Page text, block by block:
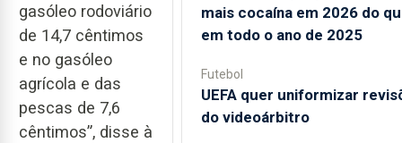
gasóleo rodoviário
de 14,7 cêntimos
e no gasóleo
agrícola e das
pescas de 7,6
cêntimos”, disse à
mais cocaína em 2026 do
em todo o ano de 2025
Futebol
UEFA quer uniformizar
do videoárbitro